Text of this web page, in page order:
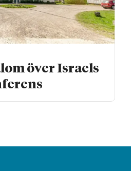
över Israels